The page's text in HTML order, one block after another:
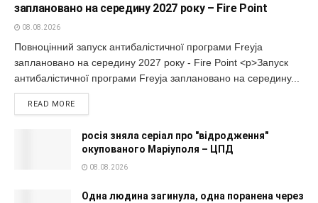
заплановано на середину 2027 року – Fire Point
08.08.2026
Повноцінний запуск антибалістичної програми Freyja
заплановано на середину 2027 року - Fire Point <p>Запуск
антибалістичної програми Freyja заплановано на середину...
READ MORE
росія зняла серіал про "відродження"
окупованого Маріуполя – ЦПД
08.08.2026
Одна людина загинула, одна поранена через